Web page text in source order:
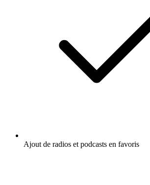
Ajout de radios et podcasts en favoris